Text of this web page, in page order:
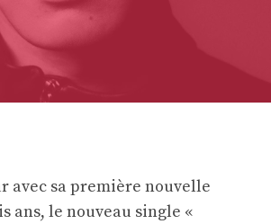
avec sa première nouvelle
ans, le nouveau single «